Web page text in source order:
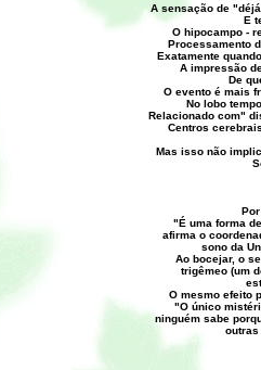
A sensação de
E
O hipocampo -
Processamento
Exatamente
A impressão
De
O evento é mais
No lobo
Relacionado com"
Centros
Mas isso não
"É uma forma
afirma o
sono da
Ao bocejar, o
trigêmeo (um
O mesmo efeito
"O único
ninguém sabe
outras